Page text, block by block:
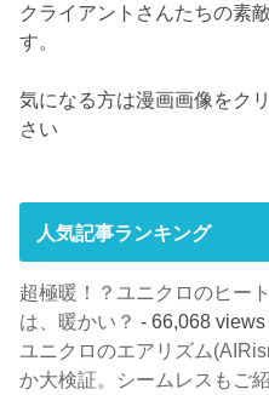
クライアントさんたちの素
す。
気になる方は漫画画像をク
さい
人気記事ランキング
超極暖！？ユニクロのヒー
は、暖かい？ - 66,068 views
ユニクロのエアリズム
か大検証。シームレスもご紹